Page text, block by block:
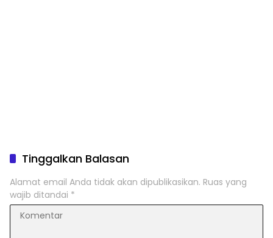
Tinggalkan Balasan
Alamat email Anda tidak akan dipublikasikan. Ruas yang
wajib ditandai *